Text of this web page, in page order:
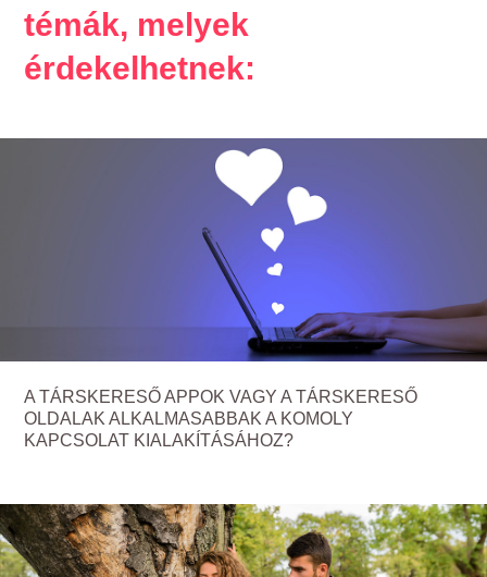
témák, melyek
érdekelhetnek:
A TÁRSKERESŐ APPOK VAGY A TÁRSKERESŐ
OLDALAK ALKALMASABBAK A KOMOLY
KAPCSOLAT KIALAKÍTÁSÁHOZ?